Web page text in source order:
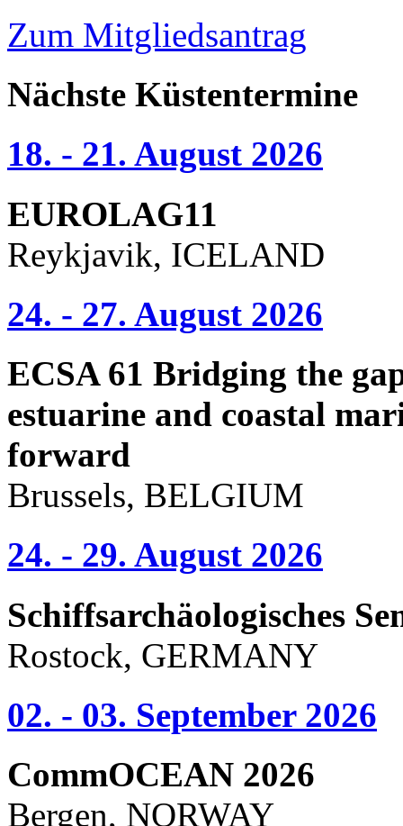
Zum Mitgliedsantrag
Nächste Küstentermine
18. - 21. August 2026
EUROLAG11
Reykjavik, ICELAND
24. - 27. August 2026
ECSA 61 Bridging the
estuarine and coastal
forward
Brussels, BELGIUM
24. - 29. August 2026
Schiffsarchäologisches
Rostock, GERMANY
02. - 03. September 2026
CommOCEAN 2026
Bergen, NORWAY